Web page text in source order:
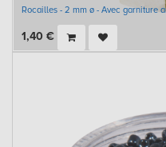
Rocailles - 2 mm ø - Avec garniture
1,40 €